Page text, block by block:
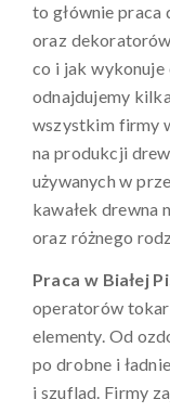
to głównie
oraz
co i jak
odnajdujemy
wszystkim firmy
na produkcji
używanych w
kawałek drewna
oraz różnego
Praca w Białej
operatorów
elementy. Od
po drobne i
i szuflad. Firmy